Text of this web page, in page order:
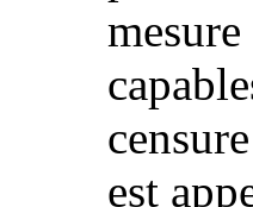
est